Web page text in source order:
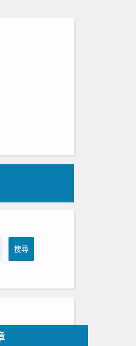
搜尋